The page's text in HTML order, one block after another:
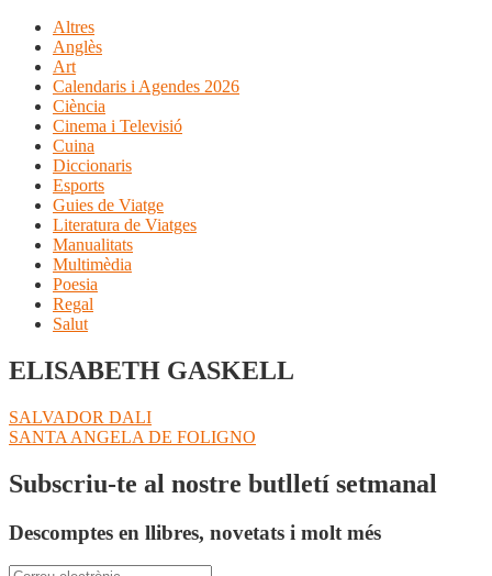
Altres
Anglès
Art
Calendaris i Agendes 2026
Ciència
Cinema i Televisió
Cuina
Diccionaris
Esports
Guies de Viatge
Literatura de Viatges
Manualitats
Multimèdia
Poesia
Regal
Salut
ELISABETH GASKELL
Navegació
d'entrades
Entrada
anterior:
SALVADOR DALI
Pròxima
SANTA ANGELA DE FOLIGNO
Subscriu-te al nostre butlletí setmanal
Descomptes en llibres, novetats i molt més